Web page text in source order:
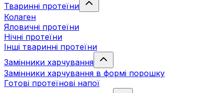
Тваринні протеїни
Колаген
Яловичні протеїни
Нічні протеїни
Інші тваринні протеїни
Замінники харчування
Замінники харчування в формі порошку
Готові протеїнові напої